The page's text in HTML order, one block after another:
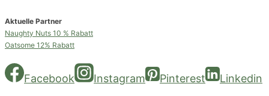
Aktuelle Partner
Naughty Nuts 10 % Rabatt
Oatsome 12% Rabatt
Facebook Instagram Pinterest Linkedin